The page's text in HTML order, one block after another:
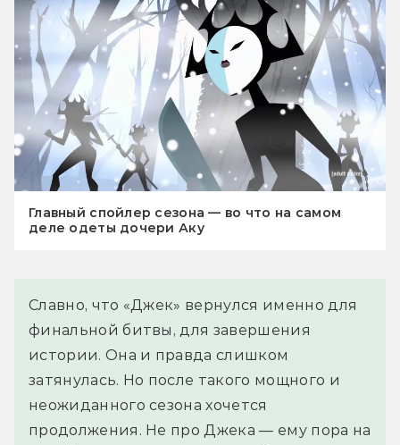
Главный спойлер сезона — во что на самом
деле одеты дочери Аку
Славно, что «Джек» вернулся именно для
финальной битвы, для завершения
истории. Она и правда слишком
затянулась. Но после такого мощного и
неожиданного сезона хочется
продолжения. Не про Джека — ему пора на